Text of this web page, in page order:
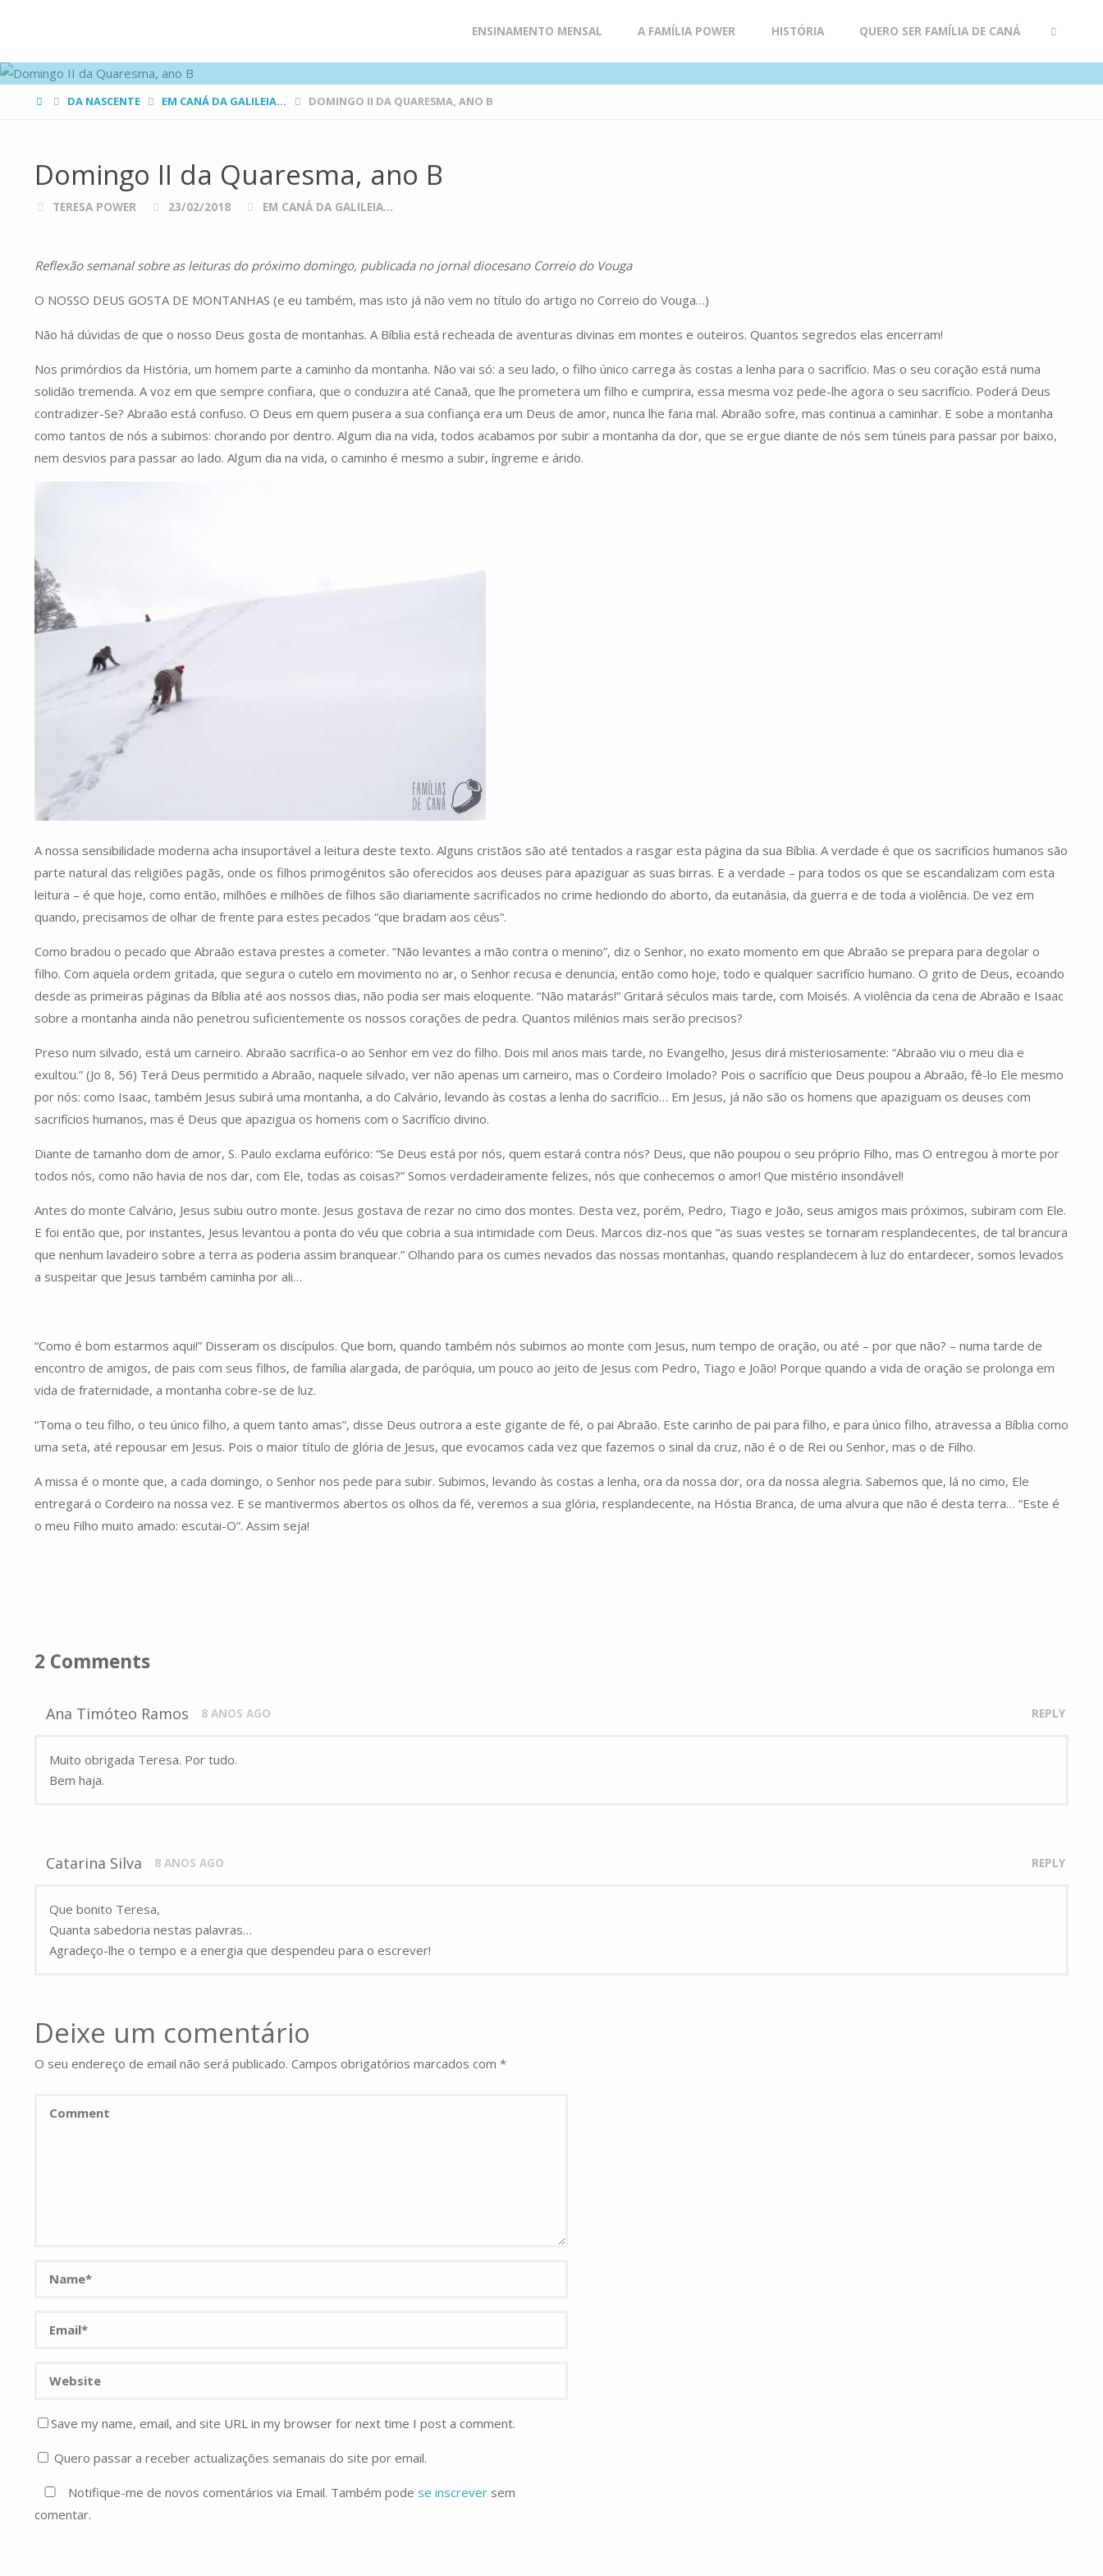
to
content
ENSINAMENTO MENSAL A FAMÍLIA POWER HISTÓRIA QUERO SER FAMÍLIA DE CANÁ
HOMEDA NASCENTE EM CANÁ DA GALILEIA... DOMINGO II DA QUARESMA, ANO B
Domingo II da Quaresma, ano B
TERESA POWER 23/02/2018 EM CANÁ DA GALILEIA...
Reflexão semanal sobre as leituras do próximo domingo, publicada no jornal diocesano Correio do Vouga
O NOSSO DEUS GOSTA DE MONTANHAS (e eu também, mas isto já não vem no título do artigo no Correio do Vouga…)
Não há dúvidas de que o nosso Deus gosta de montanhas. A Bíblia está recheada de aventuras divinas em montes e outeiros. Quantos segredos elas encerram!
Nos primórdios da História, um homem parte a caminho da montanha. Não vai só: a seu lado, o filho único carrega às costas a lenha para o sacrifício. Mas o seu coração está numa
solidão tremenda. A voz em que sempre confiara, que o conduzira até Canaã, que lhe prometera um filho e cumprira, essa mesma voz pede-lhe agora o seu sacrifício. Poderá Deus
contradizer-Se? Abraão está confuso. O Deus em quem pusera a sua confiança era um Deus de amor, nunca lhe faria mal. Abraão sofre, mas continua a caminhar. E sobe a montanha
como tantos de nós a subimos: chorando por dentro. Algum dia na vida, todos acabamos por subir a montanha da dor, que se ergue diante de nós sem túneis para passar por baixo,
nem desvios para passar ao lado. Algum dia na vida, o caminho é mesmo a subir, íngreme e árido.
A nossa sensibilidade moderna acha insuportável a leitura deste texto. Alguns cristãos são até tentados a rasgar esta página da sua Bíblia. A verdade é que os sacrifícios humanos são
parte natural das religiões pagãs, onde os filhos primogénitos são oferecidos aos deuses para apaziguar as suas birras. E a verdade – para todos os que se escandalizam com esta
leitura – é que hoje, como então, milhões e milhões de filhos são diariamente sacrificados no crime hediondo do aborto, da eutanásia, da guerra e de toda a violência. De vez em
quando, precisamos de olhar de frente para estes pecados “que bradam aos céus”.
Como bradou o pecado que Abraão estava prestes a cometer. “Não levantes a mão contra o menino”, diz o Senhor, no exato momento em que Abraão se prepara para degolar o
filho. Com aquela ordem gritada, que segura o cutelo em movimento no ar, o Senhor recusa e denuncia, então como hoje, todo e qualquer sacrifício humano. O grito de Deus, ecoando
desde as primeiras páginas da Bíblia até aos nossos dias, não podia ser mais eloquente. “Não matarás!” Gritará séculos mais tarde, com Moisés. A violência da cena de Abraão e Isaac
sobre a montanha ainda não penetrou suficientemente os nossos corações de pedra. Quantos milénios mais serão precisos?
Preso num silvado, está um carneiro. Abraão sacrifica-o ao Senhor em vez do filho. Dois mil anos mais tarde, no Evangelho, Jesus dirá misteriosamente: “Abraão viu o meu dia e
exultou.” (Jo 8, 56) Terá Deus permitido a Abraão, naquele silvado, ver não apenas um carneiro, mas o Cordeiro Imolado? Pois o sacrifício que Deus poupou a Abraão, fê-lo Ele mesmo
por nós: como Isaac, também Jesus subirá uma montanha, a do Calvário, levando às costas a lenha do sacrifício… Em Jesus, já não são os homens que apaziguam os deuses com
sacrifícios humanos, mas é Deus que apazigua os homens com o Sacrifício divino.
Diante de tamanho dom de amor, S. Paulo exclama eufórico: “Se Deus está por nós, quem estará contra nós? Deus, que não poupou o seu próprio Filho, mas O entregou à morte por
todos nós, como não havia de nos dar, com Ele, todas as coisas?” Somos verdadeiramente felizes, nós que conhecemos o amor! Que mistério insondável!
Antes do monte Calvário, Jesus subiu outro monte. Jesus gostava de rezar no cimo dos montes. Desta vez, porém, Pedro, Tiago e João, seus amigos mais próximos, subiram com Ele.
E foi então que, por instantes, Jesus levantou a ponta do véu que cobria a sua intimidade com Deus. Marcos diz-nos que “as suas vestes se tornaram resplandecentes, de tal brancura
que nenhum lavadeiro sobre a terra as poderia assim branquear.” Olhando para os cumes nevados das nossas montanhas, quando resplandecem à luz do entardecer, somos levados
a suspeitar que Jesus também caminha por ali…
“Como é bom estarmos aqui!” Disseram os discípulos. Que bom, quando também nós subimos ao monte com Jesus, num tempo de oração, ou até – por que não? – numa tarde de
encontro de amigos, de pais com seus filhos, de família alargada, de paróquia, um pouco ao jeito de Jesus com Pedro, Tiago e João! Porque quando a vida de oração se prolonga em
vida de fraternidade, a montanha cobre-se de luz.
“Toma o teu filho, o teu único filho, a quem tanto amas”, disse Deus outrora a este gigante de fé, o pai Abraão. Este carinho de pai para filho, e para único filho, atravessa a Bíblia como
uma seta, até repousar em Jesus. Pois o maior título de glória de Jesus, que evocamos cada vez que fazemos o sinal da cruz, não é o de Rei ou Senhor, mas o de Filho.
A missa é o monte que, a cada domingo, o Senhor nos pede para subir. Subimos, levando às costas a lenha, ora da nossa dor, ora da nossa alegria. Sabemos que, lá no cimo, Ele
entregará o Cordeiro na nossa vez. E se mantivermos abertos os olhos da fé, veremos a sua glória, resplandecente, na Hóstia Branca, de uma alvura que não é desta terra… “Este é
o meu Filho muito amado: escutai-O”. Assim seja!
2 Comments
Ana Timóteo Ramos 8 ANOS AGO REPLY
Muito obrigada Teresa. Por tudo.
Bem haja.
Catarina Silva 8 ANOS AGO REPLY
Que bonito Teresa,
Quanta sabedoria nestas palavras…
Agradeço-lhe o tempo e a energia que despendeu para o escrever!
Deixe um comentário
O seu endereço de email não será publicado. Campos obrigatórios marcados com *
Save my name, email, and site URL in my browser for next time I post a comment.
Quero passar a receber actualizações semanais do site por email.
Notifique-me de novos comentários via Email. Também pode se inscrever sem
comentar.